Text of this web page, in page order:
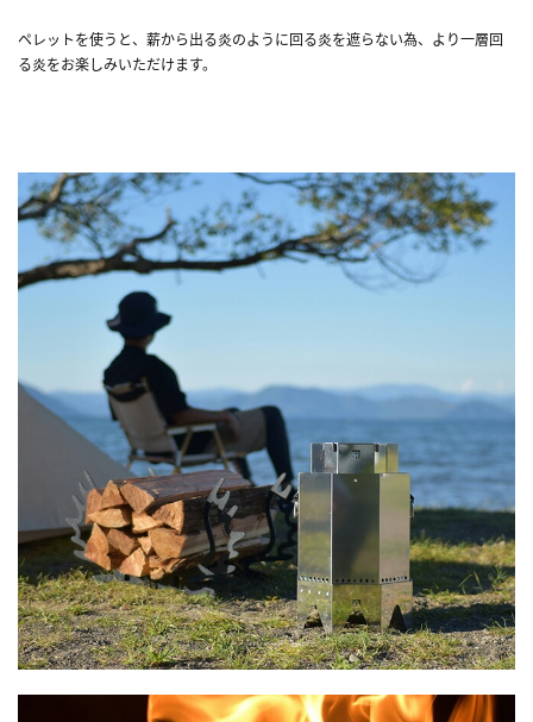
ペレットを使うと、薪から出る炎のように回る炎を遮らない為、より一層回
る炎をお楽しみいただけます。